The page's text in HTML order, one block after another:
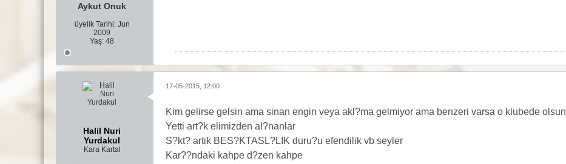
Aykut Onuk
üyelik Tarihi: Jun
2009
Yaş: 48
Halil Nuri
Yurdakul
Kara Kartal
17-05-2015, 12:00
Kim gelirse gelsin ama sinan engin veya akl?ma gelmiyor ama benzeri varsa o klubede olsun
Yetti art?k elimizden al?nanlar
S?kt? artik BES?KTASL?LIK duru?u efendilik vb seyler
Kar??ndaki kahpe d?zen kahpe